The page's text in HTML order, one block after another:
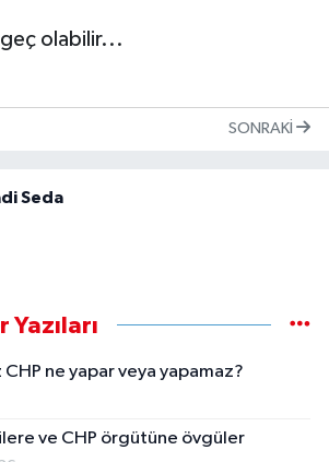
geç olabilir...
SONRAKI
Seda
Yazıları
ne yapar veya yapamaz?
ve CHP örgütüne övgüler